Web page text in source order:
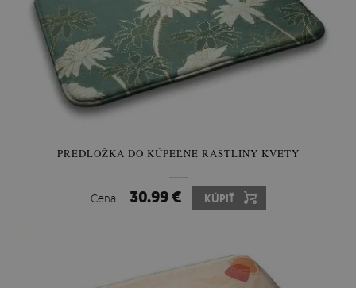
PREDLOŽKA DO KÚPEĽNE RASTLINY KVETY
Cena: 30.99 € KÚPIŤ